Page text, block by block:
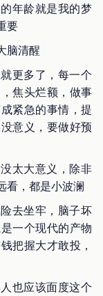
年龄就是我的梦
要
脑清醒
更多了，每一个
焦头烂额，做事
紧急的事情，提
意义，要做好预
太大意义，除非
看，都是小波澜
去坐牢，脑子坏
一个现代的产物
把握大才敢投，
也应该面度这个